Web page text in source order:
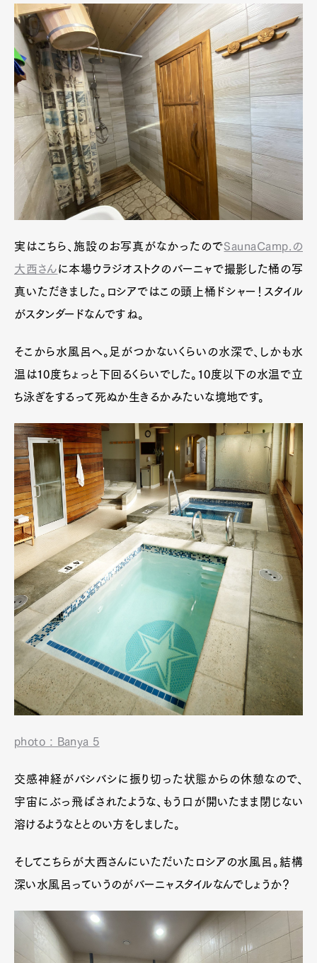
実はこちら、施設のお写真がなかったのでSaunaCamp.の
大西さんに本場ウラジオストクのバーニャで撮影した桶の写
真いただきました。ロシアではこの頭上桶ドシャー！スタイル
がスタンダードなんですね。
そこから水風呂へ。足がつかないくらいの水深で、しかも水
温は10度ちょっと下回るくらいでした。10度以下の水温で立
ち泳ぎをするって死ぬか生きるかみたいな境地です。
photo : Banya 5
交感神経がバシバシに振り切った状態からの休憩なので、
宇宙にぶっ飛ばされたような、もう口が開いたまま閉じない
溶けるようなととのい方をしました。
そしてこちらが大西さんにいただいたロシアの水風呂。結構
深い水風呂っていうのがバーニャスタイルなんでしょうか？